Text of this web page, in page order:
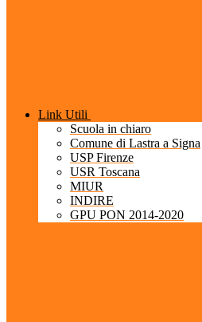
Link Utili
Scuola in chiaro
Comune di Lastra a Signa
USP Firenze
USR Toscana
MIUR
INDIRE
GPU PON 2014-2020